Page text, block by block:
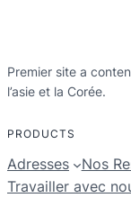
Premier site a
l’asie et la Corée.
PRODUCTS
Adresses Nos
Travailler avec